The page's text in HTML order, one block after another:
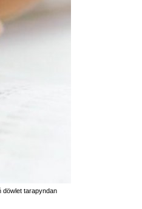
döwlet tarapyndan